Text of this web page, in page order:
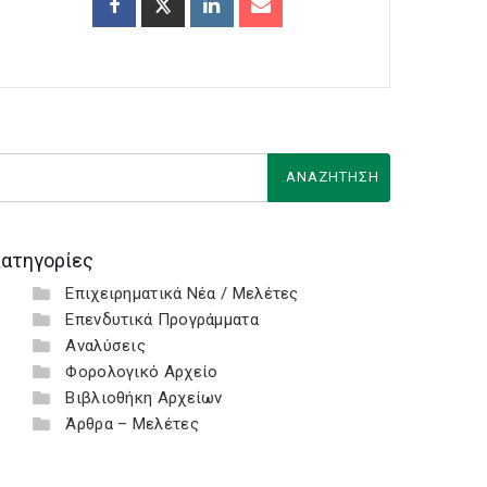
Επιχειρηματικά Νέα / Μελέτες
Επενδυτικά Προγράμματα
Αναλύσεις
Φορολογικό Αρχείο
Βιβλιοθήκη Αρχείων
Άρθρα – Μελέτες